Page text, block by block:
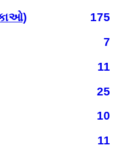
175
7
11
25
10
11